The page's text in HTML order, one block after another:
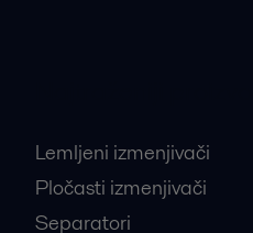
Lemljeni izmenjivači
Pločasti izmenjivači
Separatori